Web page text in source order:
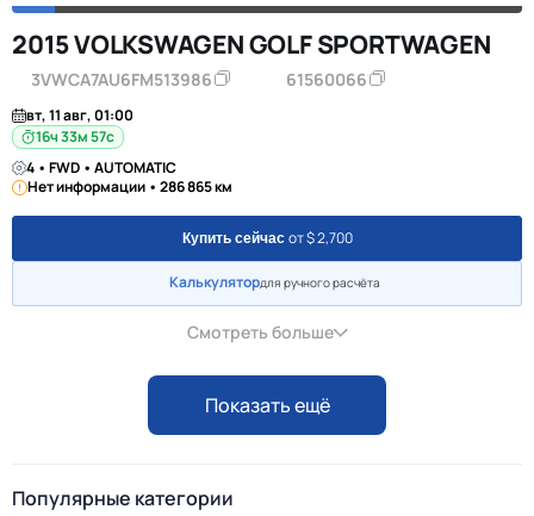
2015 VOLKSWAGEN GOLF SPORTWAGEN
3VWCA7AU6FM513986 61560066
вт, 11 авг, 01:00
16ч 33м 57с
4 • FWD • AUTOMATIC
Нет информации • 286 865 км
Купить сейчас от $ 2,700
Калькулятордля ручного расчёта
Смотреть больше
Показать ещё
Популярные категории